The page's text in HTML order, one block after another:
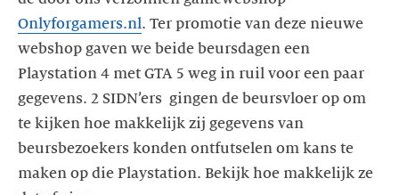
Onlyforgamers.nl. Ter promotie van deze nieuwe
webshop gaven we beide beursdagen een
Playstation 4 met GTA 5 weg in ruil voor een paar
gegevens. 2 SIDN’ers gingen de beursvloer op om
te kijken hoe makkelijk zij gegevens van
beursbezoekers konden ontfutselen om kans te
maken op die Playstation. Bekijk hoe makkelijk ze